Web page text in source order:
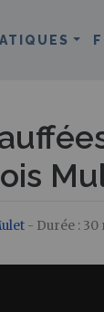
- Durée :